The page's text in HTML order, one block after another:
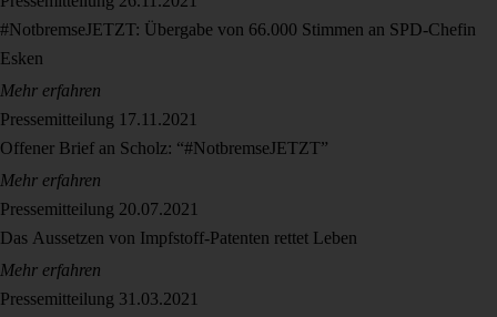
#NotbremseJETZT: Übergabe von 66.000 Stimmen an SPD-Chefin
Esken
Mehr erfahren
Pressemitteilung 17.11.2021
Offener Brief an Scholz: “#NotbremseJETZT”
Mehr erfahren
Pressemitteilung 20.07.2021
Das Aussetzen von Impfstoff-Patenten rettet Leben
Mehr erfahren
Pressemitteilung 31.03.2021